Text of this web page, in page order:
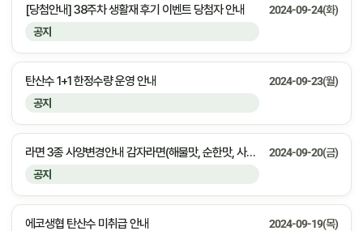
공지
[당첨안내] 38주차 생활재 후기 이벤트 당첨자 안내 2024-09-24(화)
공지
탄산수 1+1 한정수량 운영 안내 2024-09-23(월)
공지
라면 3종 사양변경안내 감자라면(해물맛, 순한맛, 사리면) 2024-09-20(금)
에코생협 탄산수 미취급 안내 2024-09-19(목)